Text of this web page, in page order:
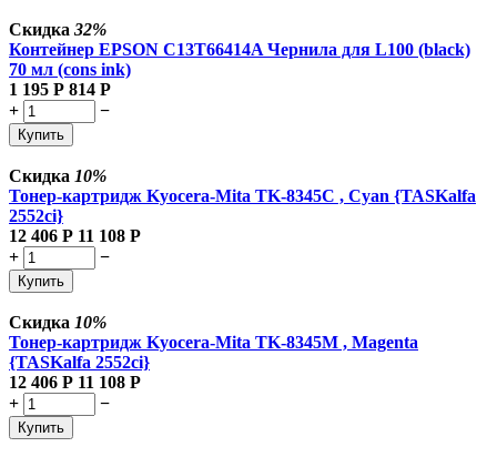
Скидка 32%
Контейнер EPSON C13T66414A Чернила для L100 (black)
70 мл (cons ink)
1 195 Р 814 Р
+
−
Купить
Скидка 10%
Тонер-картридж Kyocera-Mita TK-8345C , Cyan {TASKalfa
2552ci}
12 406 Р 11 108 Р
+
−
Купить
Скидка 10%
Тонер-картридж Kyocera-Mita TK-8345M , Magenta
{TASKalfa 2552ci}
12 406 Р 11 108 Р
+
−
Купить